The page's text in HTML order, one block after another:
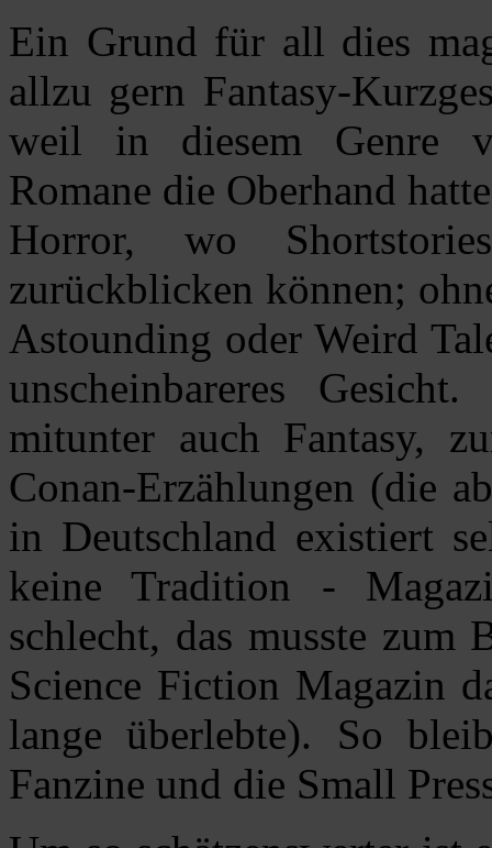
Ein Grund für all dies
allzu gern Fantasy-
weil in diesem Genre
Romane die Oberhand
Horror, wo
zurückblicken können;
Astounding oder Weird
unscheinbareres
mitunter auch Fantasy,
Conan-Erzählungen (die
in Deutschland existiert
keine Tradition -
schlecht, das musste zum
Science Fiction Magazin
lange überlebte). So
Fanzine und die Small